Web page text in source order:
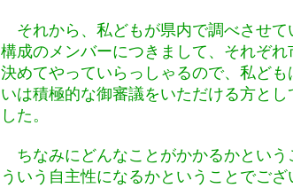
それから、私どもが県内で調べさせて
構成のメンバーにつきまして、それぞ
決めてやっていらっしゃるので、私ど
いは積極的な御審議をいただける方と
した。
ちなみにどんなことがかかるかという
ういう自主性になるかということでご